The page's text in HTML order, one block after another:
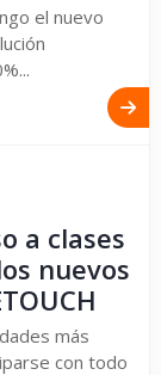
el nuevo
a clases
nuevos
más
con todo